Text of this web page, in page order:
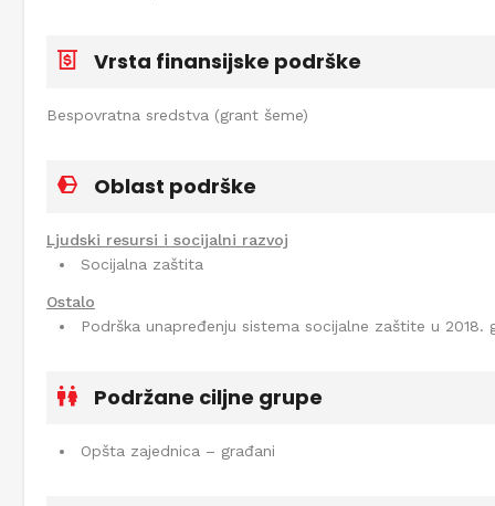
Vrsta finansijske podrške
Bespovratna sredstva (grant šeme)
Oblast podrške
Ljudski resursi i socijalni razvoj
Socijalna zaštita
Ostalo
Podrška unapređenju sistema socijalne zaštite u 2018.
Podržane ciljne grupe
Opšta zajednica – građani